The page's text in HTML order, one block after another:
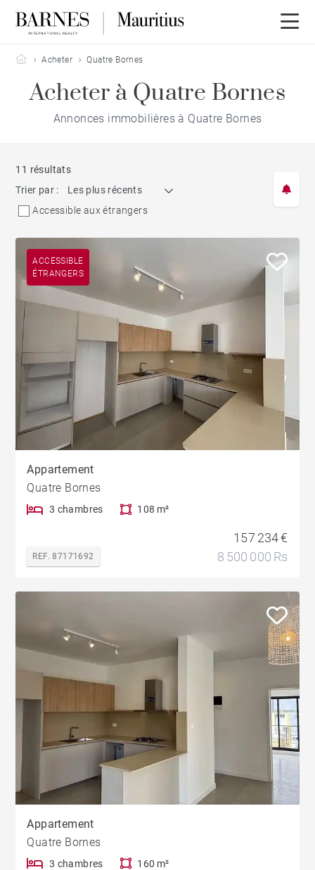
Barnes Mauritius
Acheter Quatre Bornes
Acheter à Quatre Bornes
Annonces immobilières à Quatre Bornes
11 résultats
Trier par :
Les plus récents
Accessible aux étrangers
ACCESSIBLE
ÉTRANGERS
Appartement
Quatre Bornes
3 chambres 108 m²
REF. 87171692
157 234 €
8 500 000 Rs
Appartement
Quatre Bornes
3 chambres 160 m²